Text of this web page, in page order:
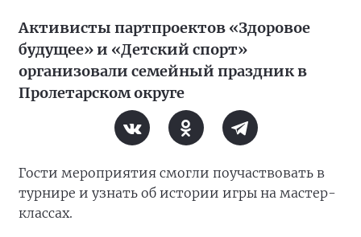
Активисты партпроектов «Здоровое
будущее» и «Детский спорт»
организовали семейный праздник в
Пролетарском округе
Гости мероприятия смогли поучаствовать в
турнире и узнать об истории игры на мастер-
классах.